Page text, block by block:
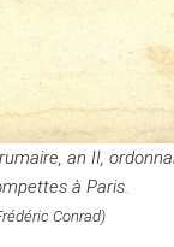
an II,
à Paris.
Conrad)